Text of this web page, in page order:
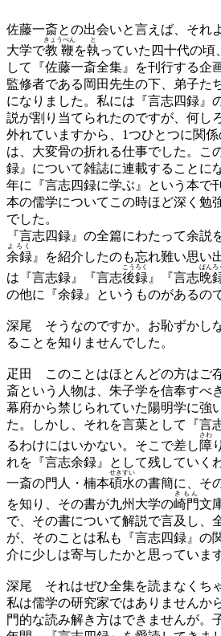
佐藤一斎との出会いと言えば、それ
大学で教鞭
きょうべん
を執
と
っていた四十代の頃
して『佐藤一斎全集』を刊行する企
監修者である岡田先生の下、弟子た
になりました。私には『言志四録』
説が割り当てられたのですが、何し
外れていますから、1つひとつに関
は、大変骨の折れる仕事でした。こ
録』について雑誌に連載することに
年に『言志四録に学ぶ』という本で
本の儒学についてこの時ほど深く勉
でした。
『言志四録』の全篇にわたって余説
余録
よろく
』を紹介したのも忘れ難い思い
は『言志録』『言志後録
こうろく
』『言志晩
ばんろ
の他に『余録』というものがあるの
深尾 そうなのですか。お恥ずかし
ることを知りませんでした。
疋田
このことはほとんどの方はご
斎という人物は、朱子学を信奉すべ
幕府から禁じられていた陽明学に強
た。しかし、それを言葉として『言
るわけにはいかない。そこで差し障
さわ
れを『言志余録』として残していく
一斎の門人・楠本碩水
せきすい
の書簡に、そ
を知り、その書が九州大学の崎門
きもん
文
で、その書について解説で言及し、
が、そのことは私も『言志四録』の
介に少しは寄与したかと思っています
深尾 それはぜひ全集を読まなくちゃ
私は儒学の研究家ではありませんか
門的な読み解き方はできませんが。